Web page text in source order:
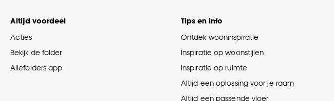
Altijd voordeel
Acties
Bekijk de folder
Allefolders app
Tips en info
Ontdek wooninspiratie
Inspiratie op woonstijlen
Inspiratie op ruimte
Altijd een oplossing voor je raam
Altijd een passende vloer